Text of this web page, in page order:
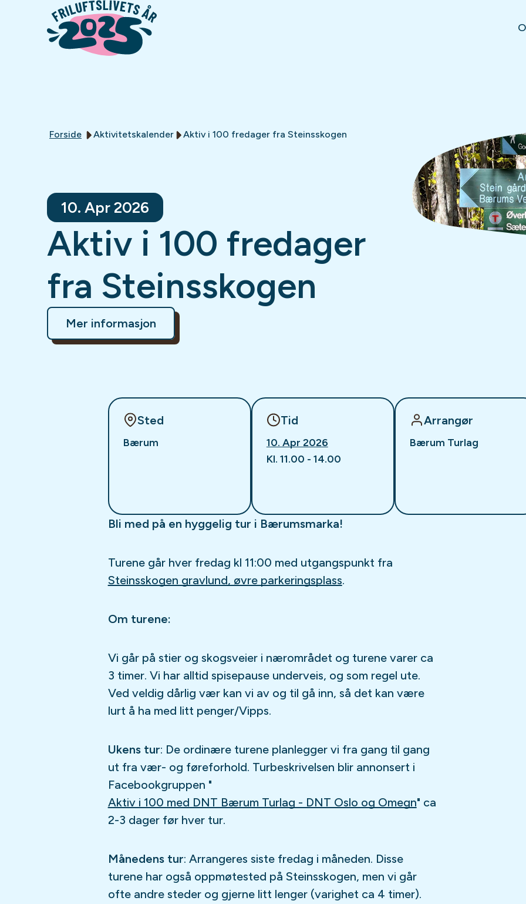
Forside Aktivitetskalender Aktiv i 100 fredager fra Steinsskogen
10. Apr 2026
Aktiv i 100 fredager
fra Steinsskogen
Mer informasjon
Sted
Bærum
Tid
10. Apr 2026
Kl. 11.00 - 14.00
Arrangør
Bærum Turlag
Bli med på en hyggelig tur i Bærumsmarka!
Turene går hver fredag kl 11:00 med utgangspunkt fra
Steinsskogen gravlund, øvre parkeringsplass.
Om turene:
Vi går på stier og skogsveier i nærområdet og turene varer ca
3 timer. Vi har alltid spisepause underveis, og som regel ute.
Ved veldig dårlig vær kan vi av og til gå inn, så det kan være
lurt å ha med litt penger/Vipps.
Ukens tur: De ordinære turene planlegger vi fra gang til gang
ut fra vær- og føreforhold. Turbeskrivelsen blir annonsert i
Facebookgruppen "
Aktiv i 100 med DNT Bærum Turlag - DNT Oslo og Omegn" ca
2-3 dager før hver tur.
Månedens tur: Arrangeres siste fredag i måneden. Disse
turene har også oppmøtested på Steinsskogen, men vi går
ofte andre steder og gjerne litt lenger (varighet ca 4 timer).